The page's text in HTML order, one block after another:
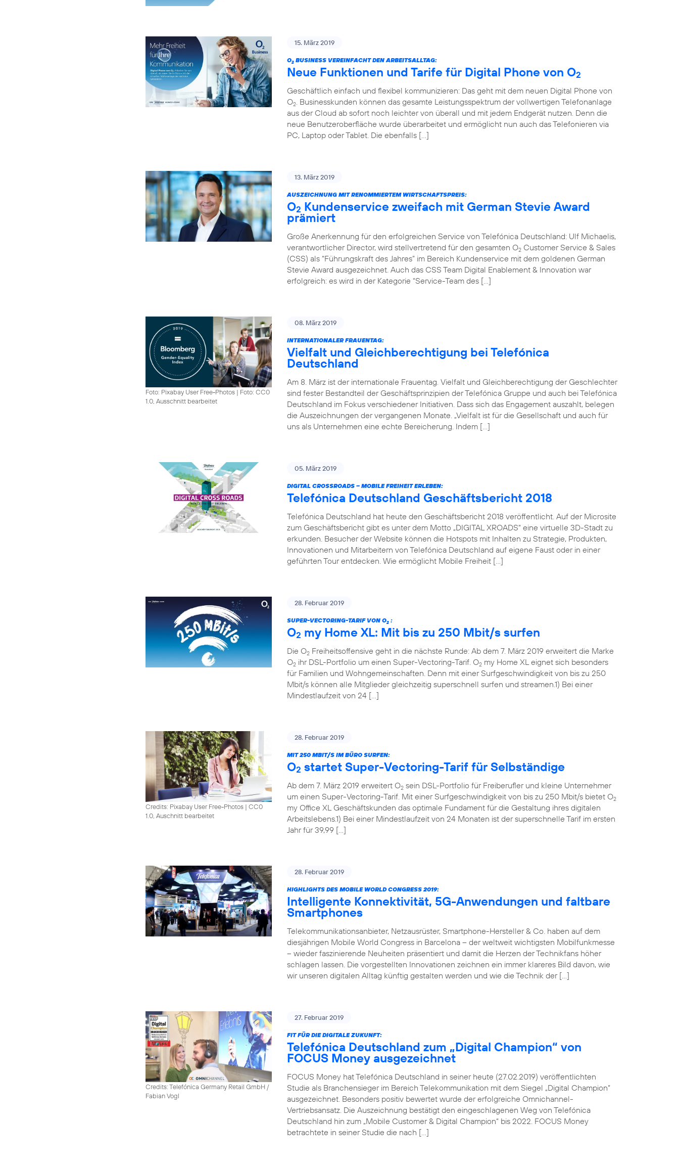
15. März 2019
O2 BUSINESS VEREINFACHT DEN ARBEITSALLTAG:
Neue Funktionen und Tarife für Digital Phone von O2
Geschäftlich einfach und flexibel kommunizieren: Das geht mit dem neuen Digital Phone von
O2 . Businesskunden können das gesamte Leistungsspektrum der vollwertigen Telefonanlage
aus der Cloud ab sofort noch leichter von überall und mit jedem Endgerät nutzen. Denn die
neue Benutzeroberfläche wurde überarbeitet und ermöglicht nun auch das Telefonieren via
PC, Laptop oder Tablet. Die ebenfalls […]
13. März 2019
AUSZEICHNUNG MIT RENOMMIERTEM WIRTSCHAFTSPREIS:
O2 Kundenservice zweifach mit German Stevie Award
prämiert
Große Anerkennung für den erfolgreichen Service von Telefónica Deutschland: Ulf Michaelis,
verantwortlicher Director, wird stellvertretend für den gesamten O2 Customer Service & Sales
(CSS) als “Führungskraft des Jahres” im Bereich Kundenservice mit dem goldenen German
Stevie Award ausgezeichnet. Auch das CSS Team Digital Enablement & Innovation war
erfolgreich: es wird in der Kategorie “Service-Team des […]
Foto: Pixabay User Free-Photos | Foto: CC0
1.0, Ausschnitt bearbeitet
08. März 2019
INTERNATIONALER FRAUENTAG:
Vielfalt und Gleichberechtigung bei Telefónica
Deutschland
Am 8. März ist der internationale Frauentag. Vielfalt und Gleichberechtigung der Geschlechter
sind fester Bestandteil der Geschäftsprinzipien der Telefónica Gruppe und auch bei Telefónica
Deutschland im Fokus verschiedener Initiativen. Dass sich das Engagement auszahlt, belegen
die Auszeichnungen der vergangenen Monate. „Vielfalt ist für die Gesellschaft und auch für
uns als Unternehmen eine echte Bereicherung. Indem […]
05. März 2019
DIGITAL CROSSROADS – MOBILE FREIHEIT ERLEBEN:
Telefónica Deutschland Geschäftsbericht 2018
Telefónica Deutschland hat heute den Geschäftsbericht 2018 veröffentlicht. Auf der Microsite
zum Geschäftsbericht gibt es unter dem Motto „DIGITAL XROADS“ eine virtuelle 3D-Stadt zu
erkunden. Besucher der Website können die Hotspots mit Inhalten zu Strategie, Produkten,
Innovationen und Mitarbeitern von Telefónica Deutschland auf eigene Faust oder in einer
geführten Tour entdecken. Wie ermöglicht Mobile Freiheit […]
28. Februar 2019
SUPER-VECTORING-TARIF VON O2 :
O2 my Home XL: Mit bis zu 250 Mbit/s surfen
Die O2 Freiheitsoffensive geht in die nächste Runde: Ab dem 7. März 2019 erweitert die Marke
O2 ihr DSL-Portfolio um einen Super-Vectoring-Tarif. O2 my Home XL eignet sich besonders
für Familien und Wohngemeinschaften. Denn mit einer Surfgeschwindigkeit von bis zu 250
Mbit/s können alle Mitglieder gleichzeitig superschnell surfen und streamen.1) Bei einer
Mindestlaufzeit von 24 […]
Credits: Pixabay User Free-Photos | CC0
1.0, Auschnitt bearbeitet
28. Februar 2019
MIT 250 MBIT/S IM BÜRO SURFEN:
O2 startet Super-Vectoring-Tarif für Selbständige
Ab dem 7. März 2019 erweitert O2 sein DSL-Portfolio für Freiberufler und kleine Unternehmer
um einen Super-Vectoring-Tarif. Mit einer Surfgeschwindigkeit von bis zu 250 Mbit/s bietet O2
my Office XL Geschäftskunden das optimale Fundament für die Gestaltung ihres digitalen
Arbeitslebens.1) Bei einer Mindestlaufzeit von 24 Monaten ist der superschnelle Tarif im ersten
Jahr für 39,99 […]
28. Februar 2019
HIGHLIGHTS DES MOBILE WORLD CONGRESS 2019:
Intelligente Konnektivität, 5G-Anwendungen und faltbare
Smartphones
Telekommunikationsanbieter, Netzausrüster, Smartphone-Hersteller & Co. haben auf dem
diesjährigen Mobile World Congress in Barcelona – der weltweit wichtigsten Mobilfunkmesse
– wieder faszinierende Neuheiten präsentiert und damit die Herzen der Technikfans höher
schlagen lassen. Die vorgestellten Innovationen zeichnen ein immer klareres Bild davon, wie
wir unseren digitalen Alltag künftig gestalten werden und wie die Technik der […]
Credits: Telefónica Germany Retail GmbH /
Fabian Vogl
27. Februar 2019
FIT FÜR DIE DIGITALE ZUKUNFT:
Telefónica Deutschland zum „Digital Champion“ von
FOCUS Money ausgezeichnet
FOCUS Money hat Telefónica Deutschland in seiner heute (27.02.2019) veröffentlichten
Studie als Branchensieger im Bereich Telekommunikation mit dem Siegel „Digital Champion“
ausgezeichnet. Besonders positiv bewertet wurde der erfolgreiche Omnichannel-
Vertriebsansatz. Die Auszeichnung bestätigt den eingeschlagenen Weg von Telefónica
Deutschland hin zum „Mobile Customer & Digital Champion“ bis 2022. FOCUS Money
betrachtete in seiner Studie die nach […]